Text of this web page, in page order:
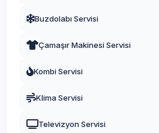
Buzdolabı Servisi
Çamaşır Makinesi Servisi
Kombi Servisi
Klima Servisi
Televizyon Servisi